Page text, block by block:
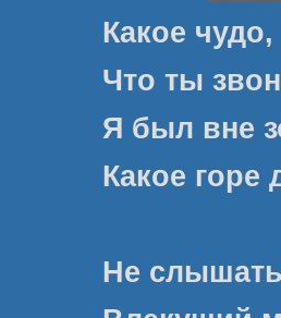
Какое
Что ты
Я был вне
Какое горе
Не